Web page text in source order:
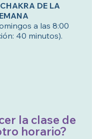
DE LA
a las 8:00
40 minutos).
la clase de
horario?